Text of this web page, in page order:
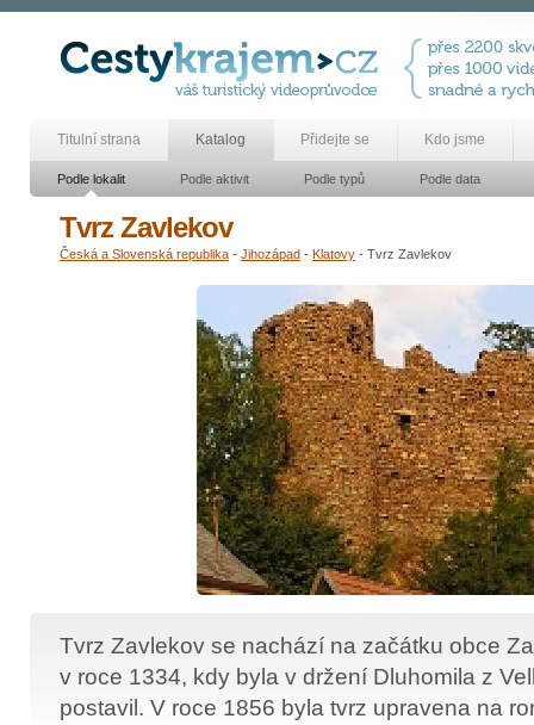
Titulní strana Katalog Přidejte se Kdo jsme
Podle lokalit Podle aktivit Podle typů Podle data
Tvrz Zavlekov
Česká a Slovenská republika - Jihozápad - Klatovy - Tvrz Zavlekov
Tvrz Zavlekov se nachází na začátku obce
v roce 1334, kdy byla v držení Dluhomila z
postavil. V roce 1856 byla tvrz upravena na